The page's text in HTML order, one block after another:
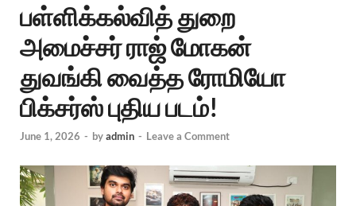
பள்ளிக்கல்வித் துறை
அமைச்சர் ராஜ் மோகன்
துவங்கி வைத்த ரோமியோ
பிக்சர்ஸ் புதிய படம்!
June 1, 2026 - byadmin - Leave a Comment